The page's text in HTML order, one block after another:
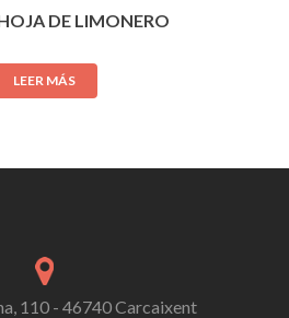
DE LIMONERO
LEER MÁS
110 - 46740 Carcaixent